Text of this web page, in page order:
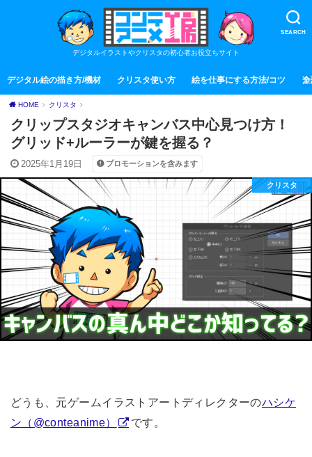
SEARCH
デジタルイラストやクリスタの初心者お役立ちサイト
デジタル絵の描き方/機材 クリスタ使い方 絵を仕事にする方法/コツ 全
HOME クリスタ
クリップスタジオキャンバス中心見つけ方！
グリッド+ルーラーが鍵を握る？
2025年1月19日 プロモーションを含みます
クリスタ
どうも、元ゲームイラストアートディレクターのハシケ
ン （@conteanime） です。